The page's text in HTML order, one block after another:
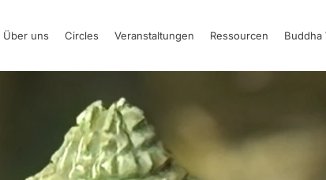
Über uns Circles Veranstaltungen Ressourcen Buddha